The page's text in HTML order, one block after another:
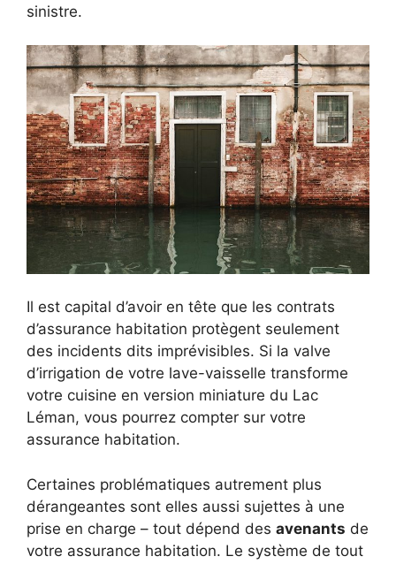
sinistre.
Il est capital d’avoir en tête que les contrats
d’assurance habitation protègent seulement
des incidents dits imprévisibles. Si la valve
d’irrigation de votre lave-vaisselle transforme
votre cuisine en version miniature du Lac
Léman, vous pourrez compter sur votre
assurance habitation.
Certaines problématiques autrement plus
dérangeantes sont elles aussi sujettes à une
prise en charge – tout dépend des avenants de
votre assurance habitation. Le système de tout